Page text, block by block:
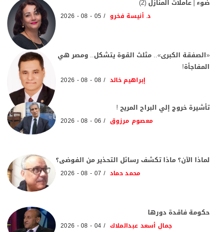
ضوء | عاملات المنازل (2)
د. أنيسة فخرو 05 - 08 - 2026
«الصفقة الكبرى».. مثلث القوة يتشكل.. ومصر هي
المفاجأة!
إبراهيم خالد 08 - 08 - 2026
تأشيرة خروج إلي البراح المريح !
معصوم مرزوق 06 - 08 - 2026
لماذا الآن؟ ماذا تكشف رسائل التحذير من الفوضى؟
محمد حماد 07 - 08 - 2026
حكومة فاقدة دورها
جمال أسعد عبدالملاك 04 - 08 - 2026